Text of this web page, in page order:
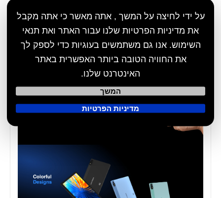
על ידי לחיצה על המשך , אתה מאשר כי אתה מקבל
את מדיניות הפרטיות שלנו עבור האתר ואת תנאי
השימוש. אנו גם משתמשים בעוגיות כדי לספק לך
את החוויה הטובה ביותר האפשרית באתר
האינטרנט שלנו.
המשך
מדיניות הפרטיות